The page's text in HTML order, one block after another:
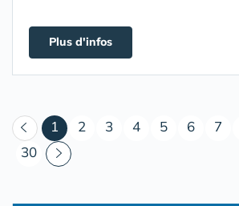
Plus d'infos
1 (courant)
2 3 4 5 6 7
30